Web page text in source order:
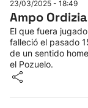
23/03/2025 - 18:49
Ampo
El que fuera
falleció el pasado
de un sentido
el Pozuelo.